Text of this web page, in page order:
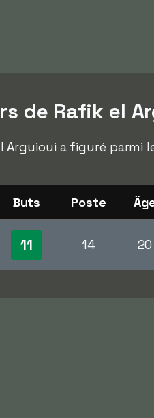
de Rafik el
a figuré parmi
Buts Poste
11 14 20